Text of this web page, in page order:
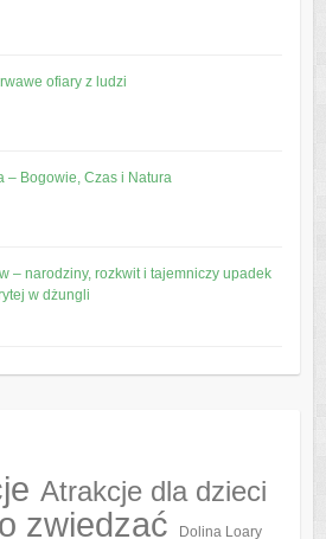
ofiary z ludzi
– Bogowie, Czas i Natura
– narodziny, rozkwit i tajemniczy upadek
w dżungli
Atrakcje dla dzieci
zwiedzać Dolina Loary